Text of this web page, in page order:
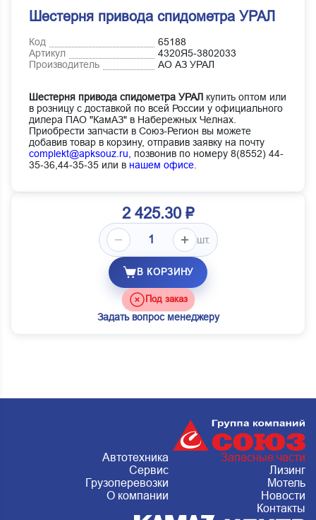
Шестерня привода спидометра УРАЛ
Код
65188
Артикул
4320Я5-3802033
Производитель
АО АЗ УРАЛ
Шестерня привода спидометра УРАЛ купить оптом или
в розницу с доставкой по всей России у официального
дилера ПАО "КамАЗ" в Набережных Челнах.
Приобрести запчасти в Союз-Регион вы можете
добавив товар в корзину, отправив заявку на почту
complekt@apksouz.ru,
позвонив по номеру 8(8552) 44-
35-36,44-35-35 или в нашем офисе
2 425.30 ₽
шт.
В КОРЗИНУ
Под заказ
Задать вопрос менеджеру
Автотехника
Запасные части
Сервис
Лизинг
Грузоперевозки
Мотель
О компании
Новости
Контакты